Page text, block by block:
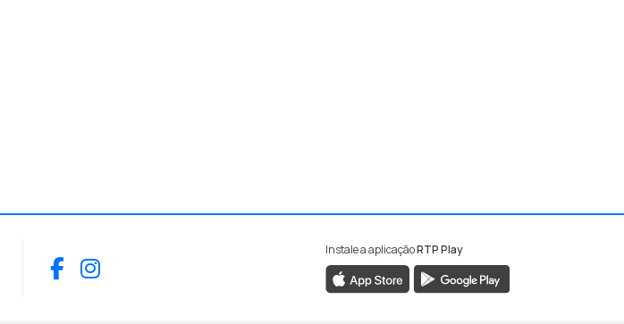
Facebook
Instagram
Instale a aplicaçãoRTP Play